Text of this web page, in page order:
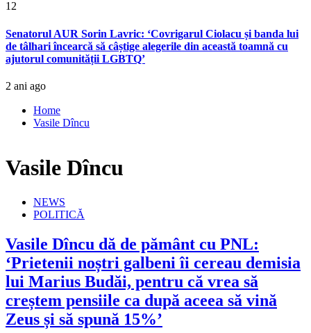
12
Senatorul AUR Sorin Lavric: ‘Covrigarul Ciolacu și banda lui
de tâlhari încearcă să câștige alegerile din această toamnă cu
ajutorul comunității LGBTQ’
2 ani ago
Home
Vasile Dîncu
Vasile Dîncu
NEWS
POLITICĂ
Vasile Dîncu dă de pământ cu PNL:
‘Prietenii noștri galbeni îi cereau demisia
lui Marius Budăi, pentru că vrea să
creștem pensiile ca după aceea să vină
Zeus și să spună 15%’